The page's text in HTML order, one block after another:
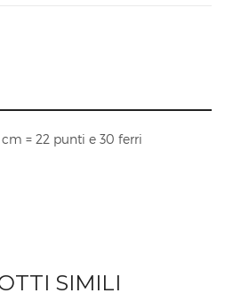
= 22 punti e 30 ferri
SIMILI